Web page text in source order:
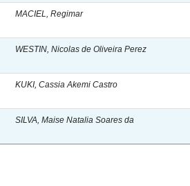
MACIEL, Regimar
WESTIN, Nicolas de Oliveira Perez
KUKI, Cassia Akemi Castro
SILVA, Maise Natalia Soares da